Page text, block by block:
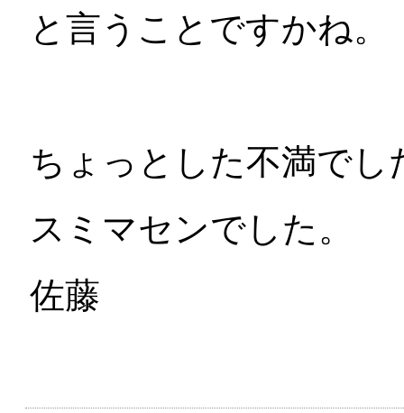
と言うことですかね。
ちょっとした不満でし
スミマセンでした。
佐藤